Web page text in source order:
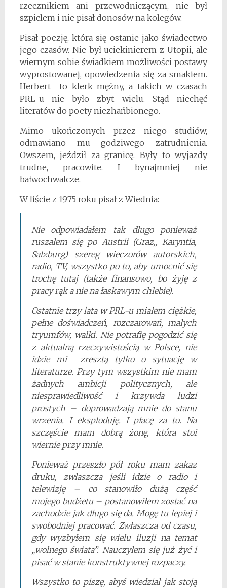
rzecznikiem ani przewodniczącym, nie był
szpiclem i nie pisał donosów na kolegów.
Pisał poezję, która się ostanie jako świadectwo
jego czasów. Nie był uciekinierem z Utopii, ale
wiernym sobie świadkiem możliwości postawy
wyprostowanej, opowiedzenia się za smakiem.
Herbert to klerk mężny, a takich w czasach
PRL-u nie było zbyt wielu. Stąd niechęć
literatów do poety niezhańbionego.
Mimo ukończonych przez niego studiów,
odmawiano mu godziwego zatrudnienia.
Owszem, jeździł za granicę. Były to wyjazdy
trudne, pracowite. I bynajmniej nie
bałwochwalcze.
W liście z 1975 roku pisał z Wiednia:
Nie odpowiadałem tak długo ponieważ
ruszałem się po Austrii (Graz,, Karyntia,
Salzburg) szereg wieczorów autorskich,
radio, TV, wszystko po to, aby umocnić się
trochę tutaj (także finansowo, bo żyję z
pracy rąk a nie na łaskawym chlebie).
Ostatnie trzy lata w PRL-u miałem ciężkie,
pełne doświadczeń, rozczarowań, małych
tryumfów, walki. Nie potrafię pogodzić się
z aktualną rzeczywistością w Polsce, nie
idzie mi zresztą tylko o sytuację w
literaturze. Przy tym wszystkim nie mam
żadnych ambicji politycznych, ale
niesprawiedliwość i krzywda ludzi
prostych – doprowadzają mnie do stanu
wrzenia. I eksploduję. I płacę za to. Na
szczęście mam dobrą żonę, która stoi
wiernie przy mnie.
Ponieważ przeszło pół roku mam zakaz
druku, zwłaszcza jeśli idzie o radio i
telewizję – co stanowiło dużą część
mojego budżetu – postanowiłem zostać na
zachodzie jak długo się da. Mogę tu lepiej i
swobodniej pracować. Zwłaszcza od czasu,
gdy wyzbyłem się wielu iluzji na temat
„wolnego świata”. Nauczyłem się już żyć i
pisać w stanie konstruktywnej rozpaczy.
Wszystko to piszę, abyś wiedział jak stoją